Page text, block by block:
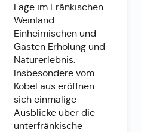
Lage im Fränkischen
Weinland
Einheimischen und
Gästen Erholung und
Naturerlebnis.
Insbesondere vom
Kobel aus eröffnen
sich einmalige
Ausblicke über die
unterfränkische